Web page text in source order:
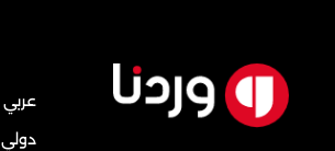
عربي
دولي